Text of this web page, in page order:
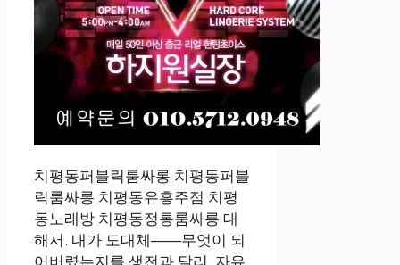
치평동퍼블릭룸싸롱 치평동퍼블
릭룸싸롱 치평동유흥주점 치평
동노래방 치평동정통룸싸롱 대
해서. 내가 도대체――무엇이 되